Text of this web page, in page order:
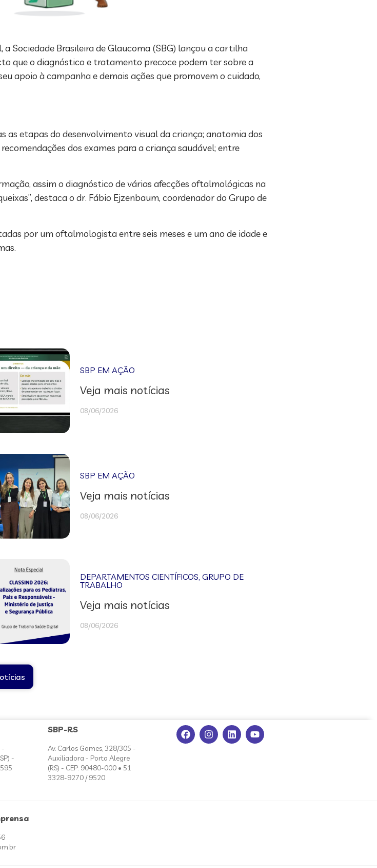
Sociedade Brasileira de Glaucoma (SBG) lançou a cartilha
que o diagnóstico e tratamento precoce podem ter sobre a
apoio à campanha e demais ações que promovem o cuidado,
as etapas do desenvolvimento visual da criança; anatomia dos
dos exames para a criança saudável; entre
assim o diagnóstico de várias afecções oftalmológicas na
destaca o dr. Fábio Ejzenbaum, coordenador do Grupo de
por um oftalmologista entre seis meses e um ano de idade e
SBP EM AÇÃO
Veja mais notícias
08/06/2026
SBP EM AÇÃO
Veja mais notícias
08/06/2026
DEPARTAMENTOS CIENTÍFICOS ,GRUPO DE
TRABALHO
Veja mais notícias
08/06/2026
-
-
SBP-RS
Av. Carlos Gomes, 328/305 -
Auxiliadora - Porto Alegre
(RS) - CEP: 90480-000 • 51
3328-9270 / 9520